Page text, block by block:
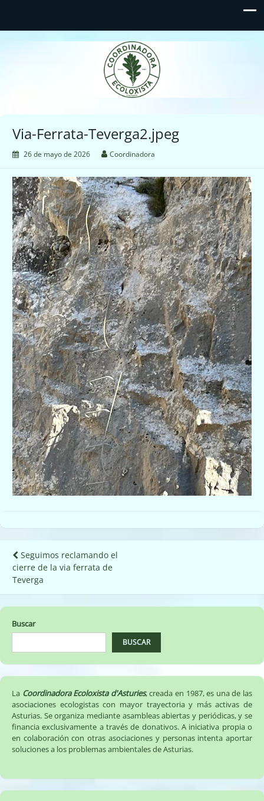
Coordinadora Ecoloxista
d'Asturies
Via-Ferrata-Teverga2.jpeg
26 de mayo de 2026 Coordinadora
Navegación
de
entradas
Seguimos reclamando el
cierre de la via ferrata de
Teverga
Buscar
BUSCAR
La Coordinadora Ecoloxista d'Asturies, creada en 1987, es una de las
asociaciones ecologistas con mayor trayectoria y más activas de
Asturias. Se organiza mediante asambleas abiertas y periódicas, y se
financia exclusivamente a través de donativos. A iniciativa propia o
en colaboración con otras asociaciones y personas intenta aportar
soluciones a los problemas ambientales de Asturias.